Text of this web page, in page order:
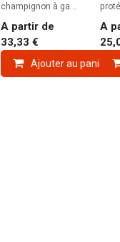
champignon à ga...
A partir de
33,33 €
Ajouter au panier
A